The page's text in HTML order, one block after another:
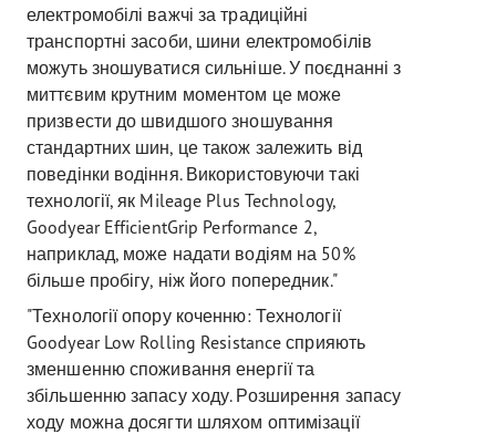
електромобілі важчі за традиційні
транспортні засоби, шини електромобілів
можуть зношуватися сильніше. У поєднанні з
миттєвим крутним моментом це може
призвести до швидшого зношування
стандартних шин, це також залежить від
поведінки водіння. Використовуючи такі
технології, як Mileage Plus Technology,
Goodyear EfficientGrip Performance 2,
наприклад, може надати водіям на 50%
більше пробігу, ніж його попередник."
"Технології опору коченню: Технології
Goodyear Low Rolling Resistance сприяють
зменшенню споживання енергії та
збільшенню запасу ходу. Розширення запасу
ходу можна досягти шляхом оптимізації